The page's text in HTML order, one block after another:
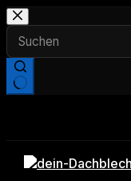
Zum
Inhalt
springen